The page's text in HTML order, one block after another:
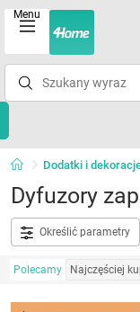
Menu
Dodatki i
Dyfuzory
Określić parametry
Polecamy Najczęściej